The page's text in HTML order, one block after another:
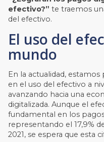
efectivo?” te traemos
del efectivo.
El uso del
mundo
En la actualidad,
en el uso del efectivo a
avanzando hacia una
digitalizada. Aunque el
fundamental en los
representando el 17,9%
2021, se espera que esta